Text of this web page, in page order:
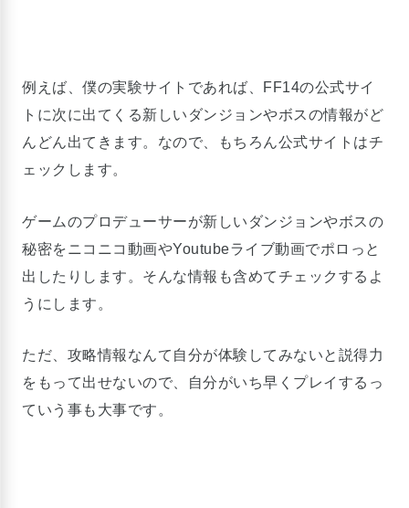
例えば、僕の実験サイトであれば、FF14の公式サイ
トに次に出てくる新しいダンジョンやボスの情報がど
んどん出てきます。なので、もちろん公式サイトはチ
ェックします。
ゲームのプロデューサーが新しいダンジョンやボスの
秘密をニコニコ動画やYoutubeライブ動画でポロっと
出したりします。そんな情報も含めてチェックするよ
うにします。
ただ、攻略情報なんて自分が体験してみないと説得力
をもって出せないので、自分がいち早くプレイするっ
ていう事も大事です。